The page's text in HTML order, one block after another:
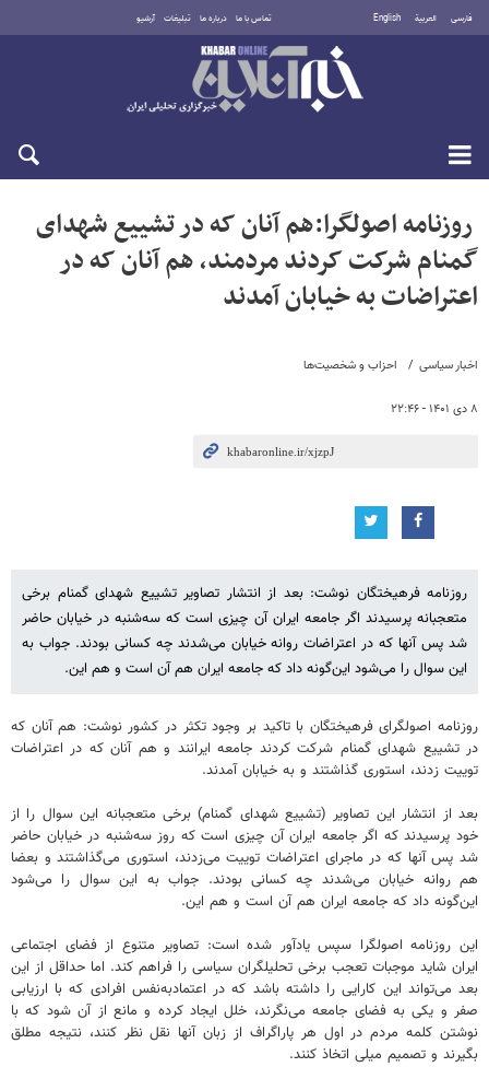
فارسی العربية English تماس با ما درباره ما تبلیغات آرشیو
جمعه ۱۶ مرداد ۱۴۰۵
اخبار سیاسی احزاب و شخصیت‌ها
۸ دی ۱۴۰۱ - ۲۲:۴۶
روزنامه اصولگرا:هم آنان که در تشییع شهدای
گمنام شرکت کردند مردمند، هم آنان که در
اعتراضات به خیابان آمدند
روزنامه فرهیختگان نوشت: بعد از انتشار تصاویر تشییع شهدای گمنام برخی
متعجبانه پرسیدند اگر جامعه ایران آن چیزی است که سه‌شنبه در خیابان حاضر
شد پس آنها که در اعتراضات روانه خیابان می‌شدند چه کسانی بودند. جواب به
این سوال را می‌شود این‌گونه داد که جامعه ایران هم آن است و هم این.
روزنامه اصولگرای فرهیختگان با تاکید بر وجود تکثر در کشور نوشت: هم آنان که
در تشییع شهدای گمنام شرکت کردند جامعه ایرانند و هم آنان که در اعتراضات
توییت زدند، استوری گذاشتند و به خیابان آمدند.
بعد از انتشار این تصاویر (تشییع شهدای گمنام) برخی متعجبانه این سوال را از
خود پرسیدند که اگر جامعه ایران آن چیزی است که روز سه‌شنبه در خیابان حاضر
شد پس آنها که در ماجرای اعتراضات توییت می‌زدند، استوری می‌گذاشتند و بعضا
هم روانه خیابان می‌شدند چه کسانی بودند. جواب به این سوال را می‌شود
این‌گونه داد که جامعه ایران هم آن است و هم این.
این روزنامه اصولگرا سپس یادآور شده است: تصاویر متنوع از فضای اجتماعی
ایران شاید موجبات تعجب برخی تحلیلگران سیاسی را فراهم کند. اما حداقل از این
بعد می‌تواند این کارایی را داشته باشد که در اعتمادبه‌نفس افرادی که با ارزیابی
صفر و یکی به فضای جامعه می‌نگرند، خلل ایجاد کرده و مانع از آن شود که با
نوشتن کلمه مردم در اول هر پاراگراف از زبان آنها نقل نظر کنند، نتیجه مطلق
بگیرند و تصمیم میلی اتخاذ کنند.